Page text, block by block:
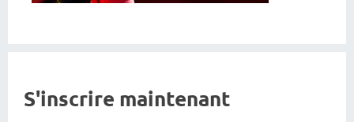
S'inscrire maintenant